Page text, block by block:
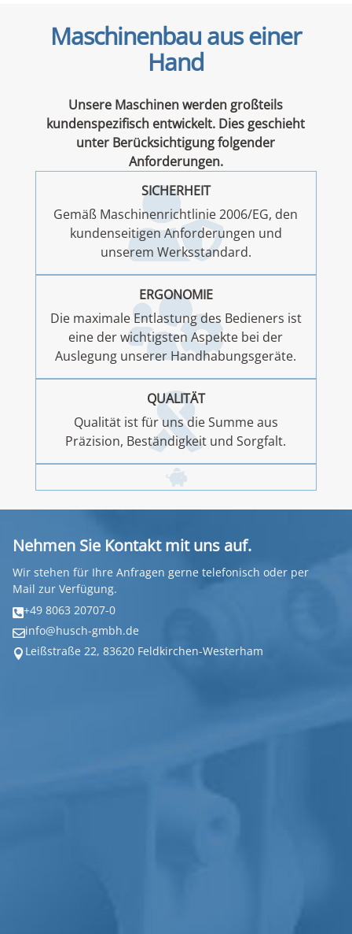
Maschinenbau aus einer
Hand
Unsere Maschinen werden großteils
kundenspezifisch entwickelt. Dies geschieht
unter Berücksichtigung folgender
Anforderungen.
SICHERHEIT
Gemäß Maschinenrichtlinie 2006/EG, den
kundenseitigen Anforderungen und
unserem Werksstandard.
ERGONOMIE
Die maximale Entlastung des Bedieners ist
eine der wichtigsten Aspekte bei der
Auslegung unserer Handhabungsgeräte.
QUALITÄT
Qualität ist für uns die Summe aus
Präzision, Beständigkeit und Sorgfalt.
Nehmen Sie Kontakt mit uns auf.
Wir stehen für Ihre Anfragen gerne telefonisch oder per
Mail zur Verfügung.
+49 8063 20707-0
info@husch-gmbh.de
 Leißstraße 22, 83620 Feldkirchen-Westerham